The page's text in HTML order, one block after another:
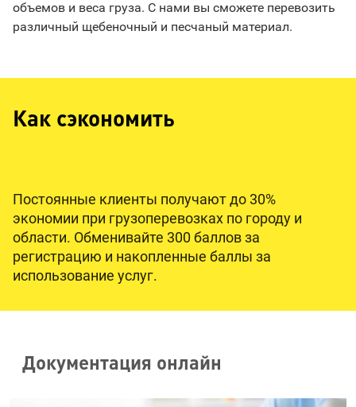
объемов и веса груза. С нами вы сможете перевозить
различный щебеночный и песчаный материал.
Как сэкономить
Постоянные клиенты получают до 30%
экономии при грузоперевозках по городу и
области. Обменивайте 300 баллов за
регистрацию и накопленные баллы за
использование услуг.
Документация онлайн